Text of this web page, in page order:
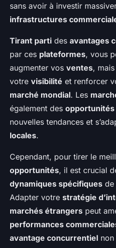
sans avoir à investir
infrastructures
Tirant parti des avantages
par ces plateformes, vous
augmenter vos ventes,
votre visibilité et renforcer
marché mondial. Les
également des opportunités
nouvelles tendances et
locales.
Cependant, pour tirer le
opportunités, il est crucial
dynamiques spécifiques de
Adapter votre stratégie
marchés étrangers peut
performances
avantage concurrentiel